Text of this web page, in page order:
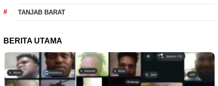
TANJAB BARAT
BERITA UTAMA